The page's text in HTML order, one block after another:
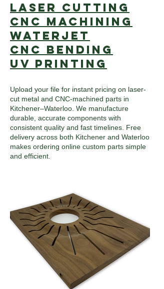
Laser cutting
CNC Machining
Waterjet
CNC Bending
UV Printing
Upload your file for instant pricing on laser-
cut metal and CNC-machined parts in
Kitchener–Waterloo. We manufacture
durable, accurate components with
consistent quality and fast timelines. Free
delivery across both Kitchener and Waterloo
makes ordering online custom parts simple
and efficient.